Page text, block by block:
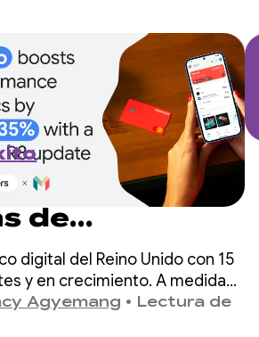
las
de
hasta en
una simple
de R8
digital del Reino Unido con 15
y en crecimiento. A medida
el equipo de ingeniería
de inicio de la app como un
Agyemang • Lectura de